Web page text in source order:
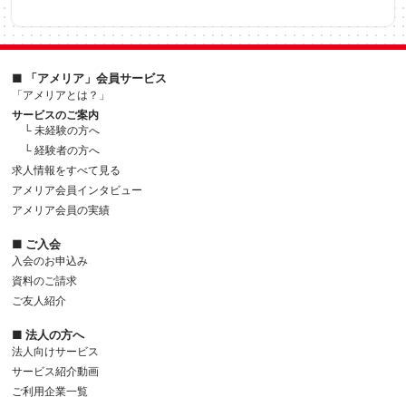
■ 「アメリア」会員サービス
「アメリアとは？」
サービスのご案内
└ 未経験の方へ
└ 経験者の方へ
求人情報をすべて見る
アメリア会員インタビュー
アメリア会員の実績
■ ご入会
入会のお申込み
資料のご請求
ご友人紹介
■ 法人の方へ
法人向けサービス
サービス紹介動画
ご利用企業一覧